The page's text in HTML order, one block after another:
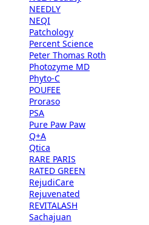
NEEDLY
NEQI
Patchology
Percent Science
Peter Thomas Roth
Photozyme MD
Phyto-C
POUFEE
Proraso
PSA
Pure Paw Paw
Q+A
Qtica
RARE PARIS
RATED GREEN
RejudiCare
Rejuvenated
REVITALASH
Sachajuan